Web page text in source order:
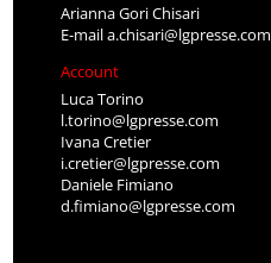
Arianna Gori Chisari
E-maila.chisari@lgpresse.com
Account
Luca Torino
l.torino@lgpresse.com
Ivana Cretier
i.cretier@lgpresse.com
Daniele Fimiano
d.fimiano@lgpresse.com